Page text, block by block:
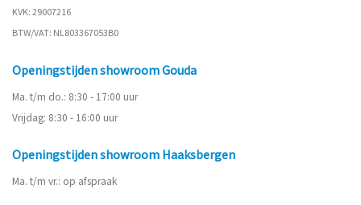
KVK: 29007216
BTW/VAT: NL803367053B0
Openingstijden showroom Gouda
Ma. t/m do.: 8:30 - 17:00 uur
Vrijdag: 8:30 - 16:00 uur
Openingstijden showroom Haaksbergen
Ma. t/m vr.: op afspraak